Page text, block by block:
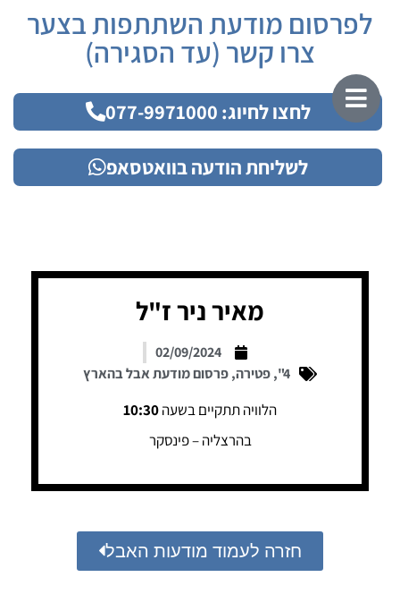
לפרסום מודעת השתתפות בצער
צרו קשר (עד הסגירה)
לחצו לחיוג: 077-9971000
לשליחת הודעה בוואטסאפ
מאיר ניר ז"ל
02/09/2024
4"
,פטירה,פרסום מודעת אבל בהארץ
הלוויה תתקיים בשעה10:30
בהרצליה – פינסקר
חזרה לעמוד מודעות האבל